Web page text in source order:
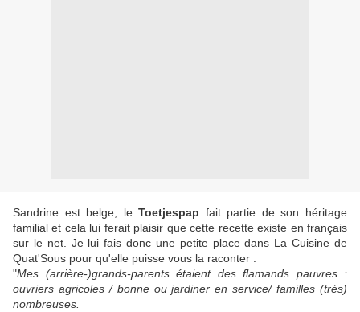
Sandrine est belge, leToetjespap fait partie de son héritage
familial et cela lui ferait plaisir que cette recette existe en français
sur le net. Je lui fais donc une petite place dans La Cuisine de
Quat'Sous pour qu'elle puisse vous la raconter :
"Mes (arrière-)grands-parents étaient des flamands pauvres :
ouvriers agricoles / bonne ou jardiner en service/ familles (très)
nombreuses.